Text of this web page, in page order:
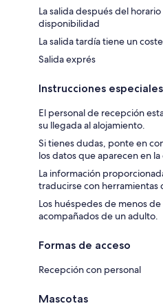
La salida después del
disponibilidad
La salida tardía tiene un
Salida exprés
Instrucciones
El personal de recepción
su llegada al alojamiento.
Si tienes dudas, ponte en
los datos que aparecen en
La información
traducirse con
Los huéspedes de menos
acompañados de un adulto.
Formas de acceso
Recepción con personal
Mascotas